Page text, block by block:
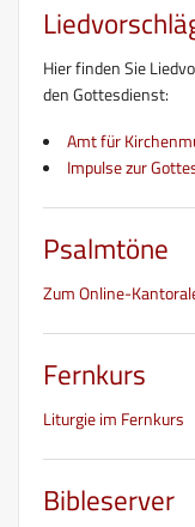
Hier finden Sie
den Gottesdienst:
Amt für
Impulse zur
Psalmtöne
Zum Online-
Fernkurs
Liturgie im Fernkurs
Bibleserver